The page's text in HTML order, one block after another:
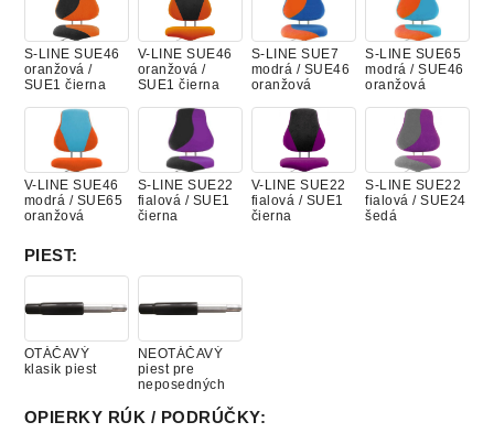
S-LINE SUE46
oranžová /
SUE1 čierna
V-LINE SUE46
oranžová /
SUE1 čierna
S-LINE SUE7
modrá / SUE46
oranžová
S-LINE SUE65
modrá / SUE46
oranžová
V-LINE SUE46
modrá / SUE65
oranžová
S-LINE SUE22
fialová / SUE1
čierna
V-LINE SUE22
fialová / SUE1
čierna
S-LINE SUE22
fialová / SUE24
šedá
S-LINE SUE34
fialová
V-LINE SUE34
fialová
PIEST:
OTÁČAVÝ
klasik piest
NEOTÁČAVÝ
piest pre
neposedných
OPIERKY RÚK / PODRÚČKY: